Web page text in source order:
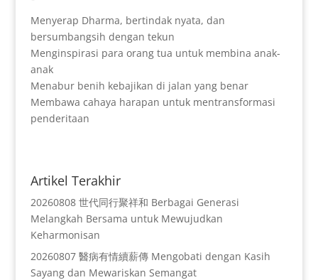
Menyerap Dharma, bertindak nyata, dan
bersumbangsih dengan tekun
Menginspirasi para orang tua untuk membina anak-
anak
Menabur benih kebajikan di jalan yang benar
Membawa cahaya harapan untuk mentransformasi
penderitaan
Artikel Terakhir
20260808 世代同行聚祥和 Berbagai Generasi
Melangkah Bersama untuk Mewujudkan
Keharmonisan
20260807 醫病有情續薪傳 Mengobati dengan Kasih
Sayang dan Mewariskan Semangat